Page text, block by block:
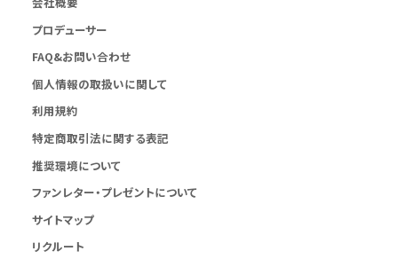
プロデューサー
FAQ&お問い合わせ
個人情報の取扱いに関して
利用規約
特定商取引法に関する表記
推奨環境について
ファンレター・プレゼントについて
サイトマップ
リクルート